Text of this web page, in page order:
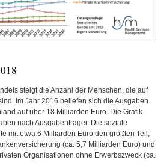
steigt die Anzahl der Menschen, die auf
Im Jahr 2016 beliefen sich die Ausgaben
auf über 18 Milliarden Euro. Die Grafik
nach Ausgabenträger. Die soziale
mit etwa 6 Milliarden Euro den größten Teil,
(ca. 5,7 Milliarden Euro) und
Organisationen ohne Erwerbszweck (ca.